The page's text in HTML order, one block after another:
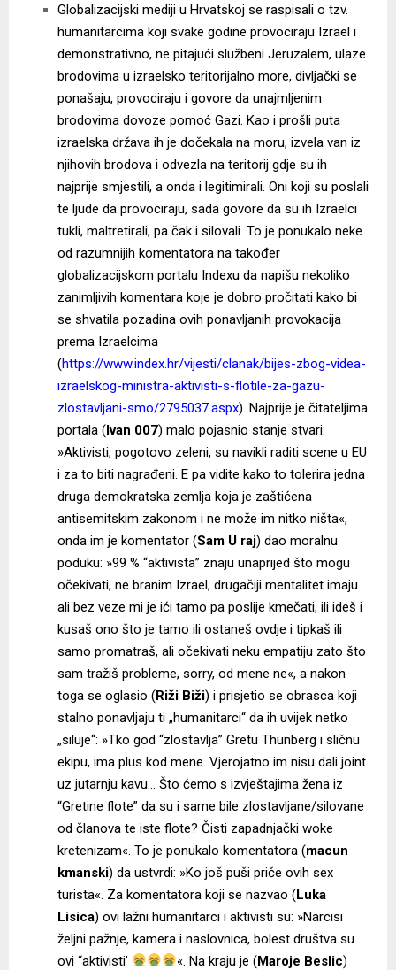
Globalizacijski mediji u Hrvatskoj se raspisali o tzv.
humanitarcima koji svake godine provociraju Izrael i
demonstrativno, ne pitajući službeni Jeruzalem, ulaze
brodovima u izraelsko teritorijalno more, divljački se
ponašaju, provociraju i govore da unajmljenim
brodovima dovoze pomoć Gazi. Kao i prošli puta
izraelska država ih je dočekala na moru, izvela van iz
njihovih brodova i odvezla na teritorij gdje su ih
najprije smjestili, a onda i legitimirali. Oni koji su poslali
te ljude da provociraju, sada govore da su ih Izraelci
tukli, maltretirali, pa čak i silovali. To je ponukalo neke
od razumnijih komentatora na također
globalizacijskom portalu Indexu da napišu nekoliko
zanimljivih komentara koje je dobro pročitati kako bi
se shvatila pozadina ovih ponavljanih provokacija
prema Izraelcima
(https://www.index.hr/vijesti/clanak/bijes-zbog-videa-
izraelskog-ministra-aktivisti-s-flotile-za-gazu-
zlostavljani-smo/2795037.aspx). Najprije je čitateljima
portala (Ivan 007) malo pojasnio stanje stvari:
»Aktivisti, pogotovo zeleni, su navikli raditi scene u EU
i za to biti nagrađeni. E pa vidite kako to tolerira jedna
druga demokratska zemlja koja je zaštićena
antisemitskim zakonom i ne može im nitko ništa«,
onda im je komentator (Sam U raj) dao moralnu
poduku: »99 % “aktivista” znaju unaprijed što mogu
očekivati, ne branim Izrael, drugačiji mentalitet imaju
ali bez veze mi je ići tamo pa poslije kmečati, ili ideš i
kusaš ono što je tamo ili ostaneš ovdje i tipkaš ili
samo promatraš, ali očekivati neku empatiju zato što
sam tražiš probleme, sorry, od mene ne«, a nakon
toga se oglasio (Riži Biži) i prisjetio se obrasca koji
stalno ponavljaju ti „humanitarci“ da ih uvijek netko
„siluje“: »Tko god “zlostavlja” Gretu Thunberg i sličnu
ekipu, ima plus kod mene. Vjerojatno im nisu dali joint
uz jutarnju kavu… Što ćemo s izvještajima žena iz
“Gretine flote” da su i same bile zlostavljane/silovane
od članova te iste flote? Čisti zapadnjački woke
kretenizam«. To je ponukalo komentatora (macun
kmanski) da ustvrdi: »Ko još puši priče ovih sex
turista«. Za komentatora koji se nazvao (Luka
Lisica) ovi lažni humanitarci i aktivisti su: »Narcisi
željni pažnje, kamera i naslovnica, bolest društva su
ovi “aktivisti’
«. Na kraju je (Maroje Beslic)